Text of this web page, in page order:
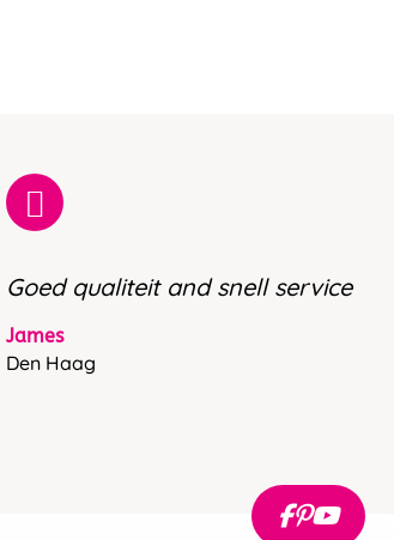
Goed qualiteit and snell service
James
Den Haag